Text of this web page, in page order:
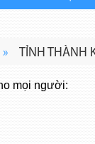
» TỈNH THÀNH
mọi người: